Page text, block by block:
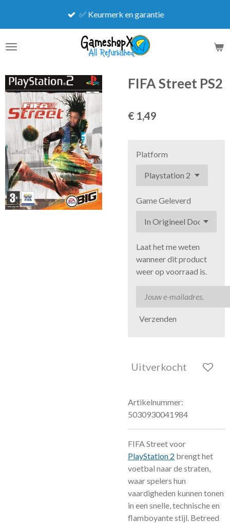
de
✅ Keurmerk en garantie
FIFA Street PS2
€ 1,49
Platform
Game Geleverd
Laat het me weten
wanneer dit product
weer op voorraad is.
Verzenden
Uitverkocht
Artikelnummer:
5030930041984
FIFA Street voor
PlayStation 2 brengt het
voetbal naar de straten,
waar spelers hun
vaardigheden kunnen tonen
in een snelle, technische en
flamboyante stijl. Betreed